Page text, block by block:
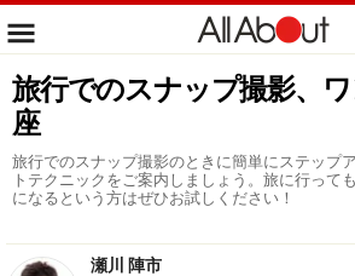
旅行でのスナップ撮影、
座
旅行でのスナップ撮影のときに簡単にステップ
トテクニックをご案内しましょう。旅に行って
になるという方はぜひお試しください！
瀬川 陣市